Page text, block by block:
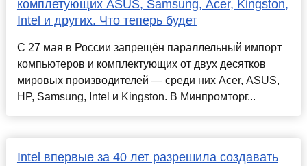
комплетующих ASUS, Samsung, Acer, Kingston,
Intel и других. Что теперь будет
С 27 мая в России запрещён параллельный импорт
компьютеров и комплектующих от двух десятков
мировых производителей — среди них Acer, ASUS,
HP, Samsung, Intel и Kingston. В Минпромторг...
Intel впервые за 40 лет разрешила создавать